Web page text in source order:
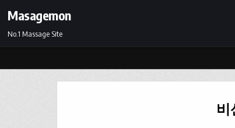
Masagemon
No.1 Massage Site
비